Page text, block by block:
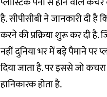
है. सीपीसीबी ने जानकारी दी
करने की प्रक्रिया शुरू कर दी है.
नहीं दुनिया भर में बड़े पैमाने पर
दिया जाता है. पर इससे जो कचरा
हानिकारक होता है.